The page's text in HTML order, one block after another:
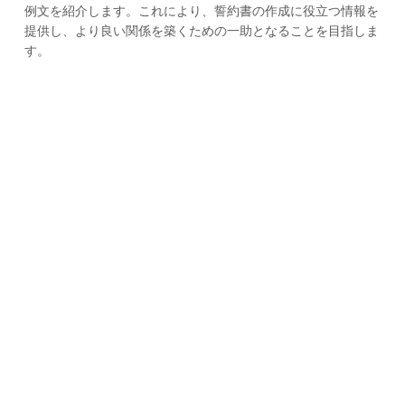
例文を紹介します。これにより、誓約書の作成に役立つ情報を
提供し、より良い関係を築くための一助となることを目指しま
す。